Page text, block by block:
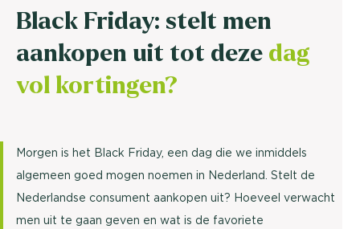
Black Friday: stelt men
aankopen uit tot deze dag
vol kortingen?
Morgen is het Black Friday, een dag die we inmiddels
algemeen goed mogen noemen in Nederland. Stelt de
Nederlandse consument aankopen uit? Hoeveel verwacht
men uit te gaan geven en wat is de favoriete